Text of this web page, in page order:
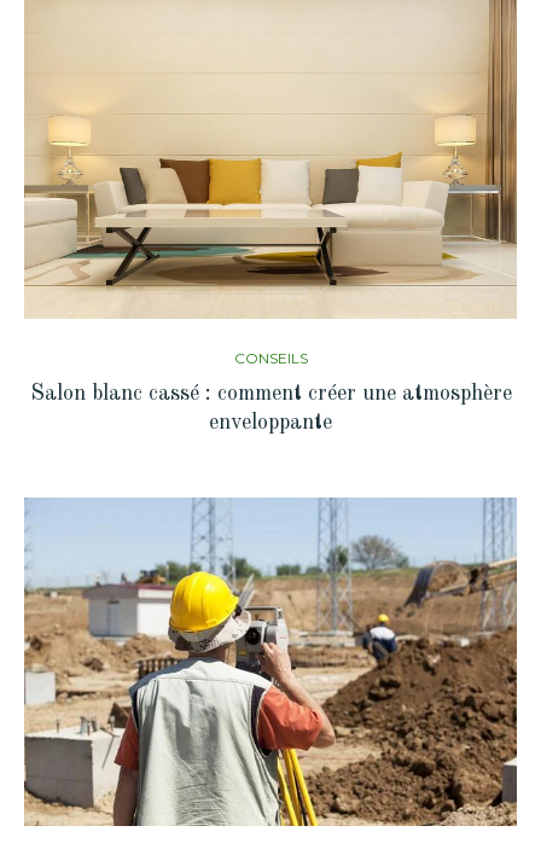
CONSEILS
Salon blanc cassé : comment créer une atmosphère
enveloppante